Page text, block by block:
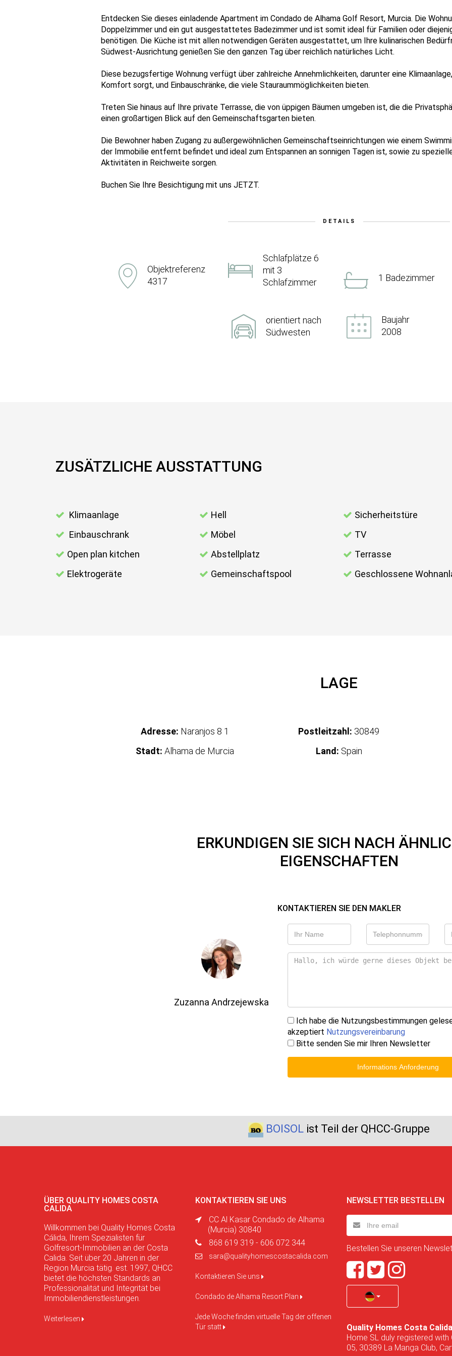
Entdecken Sie dieses einladende Apartment im Condado de Alhama Golf Resort, Murcia. Die
Doppelzimmer und ein gut ausgestattetes Badezimmer und ist somit ideal für Familien oder
benötigen. Die Küche ist mit allen notwendigen Geräten ausgestattet, um Ihre kulinarischen
Südwest-Ausrichtung genießen Sie den ganzen Tag über reichlich natürliches Licht.
Diese bezugsfertige Wohnung verfügt über zahlreiche Annehmlichkeiten, darunter eine
Komfort sorgt, und Einbauschränke, die viele Stauraummöglichkeiten bieten.
Treten Sie hinaus auf Ihre private Terrasse, die von üppigen Bäumen umgeben ist, die die
einen großartigen Blick auf den Gemeinschaftsgarten bieten.
Die Bewohner haben Zugang zu außergewöhnlichen Gemeinschaftseinrichtungen wie einem
der Immobilie entfernt befindet und ideal zum Entspannen an sonnigen Tagen ist, sowie zu
Aktivitäten in Reichweite sorgen.
Buchen Sie Ihre Besichtigung mit uns JETZT.
DETAILS
Objektreferenz
4317
Schlafplätze 6
mit 3
Schlafzimmer
1 Badezimmer
orientiert nach
Südwesten
Baujahr
2008
ZUSÄTZLICHE AUSSTATTUNG
Klimaanlage
Einbauschrank
Open plan kitchen
Elektrogeräte
Hell
Möbel
Abstellplatz
Gemeinschaftspool
Sicherheitstüre
TV
Terrasse
Geschlossene
LAGE
Adresse: Naranjos 8 1
Stadt: Alhama de Murcia
Postleitzahl: 30849
Land: Spain
ERKUNDIGEN SIE SICH NACH
EIGENSCHAFTEN
KONTAKTIEREN SIE DEN MAKLER
Zuzanna Andrzejewska
Ich habe die Nutzungsbestimmungen
akzeptiert Nutzungsvereinbarung
Bitte senden Sie mir Ihren Newsletter
Informations Anforderung
BOISOL ist Teil der QHCC-Gruppe
ÜBER QUALITY HOMES COSTA
CALIDA
Willkommen bei Quality Homes Costa
Cálida, Ihrem Spezialisten für
Golfresort-Immobilien an der Costa
Calida. Seit über 20 Jahren in der
Region Murcia tätig. est. 1997, QHCC
bietet die höchsten Standards an
Professionalität und Integrität bei
Immobiliendienstleistungen.
Weiterlesen
KONTAKTIEREN SIE UNS
CC Al Kasar Condado de Alhama
(Murcia) 30840
868 619 319 - 606 072 344
sara@qualityhomescostacalida.com
Kontaktieren Sie uns
Condado de Alhama Resort Plan
Jede Woche finden virtuelle Tag der offenen
Tür statt
NEWSLETTER BESTELLEN
Bestellen Sie unseren
Quality Homes Costa Calida
Home SL duly registered
05, 30389 La Manga Club,